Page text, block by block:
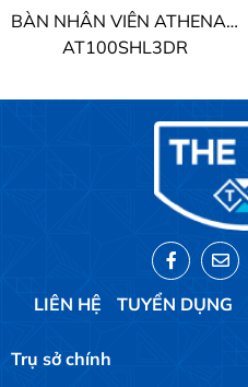
BÀN NHÂN VIÊN ATHENA-R THE ONE
AT100SHL3DR
LIÊN HỆ TUYỂN DỤNG
Trụ sở chính